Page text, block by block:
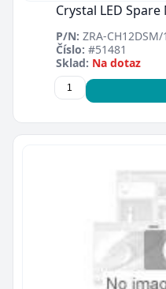
Crystal LED
P/N: ZRA-CH12DSM/1
Číslo: #51481
Sklad: Na dotaz